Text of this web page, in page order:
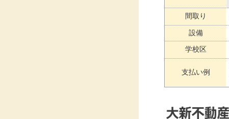
間取り
設備
学校区
支払い例